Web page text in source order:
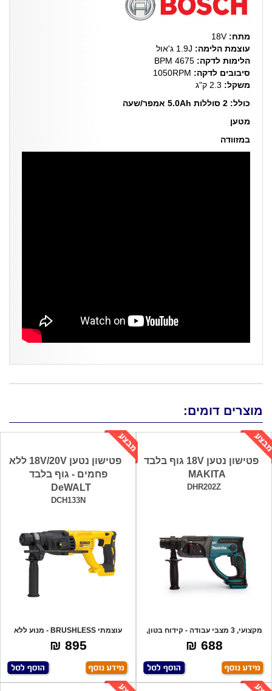
מתח: 18V
עוצמת הלימה:
הלימות לדקה:
סיבובים לדקה:
משקל:
כולל: 2 סוללות 5.0Ah אמפר/שעה
מטען
במזוודה
מוצרים דומים:
פטישון נטען 18V גוף בלבד
MAKITA
DHR202Z
מקצועי, 3 מצבי עבודה - קידוח בטון,
ביטול
688 ₪
פטישון נטען 18V/20V ללא
פחמים - גוף בלבד
DeWALT
DCH133N
עוצמתי BRUSHLESS - מנוע ללא
פחמים -מונע
895 ₪